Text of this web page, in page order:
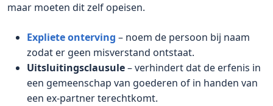
maar moeten dit zelf opeisen.
Expliete onterving – noem de persoon bij naam
zodat er geen misverstand ontstaat.
Uitsluitingsclausule– verhindert dat de erfenis in
een gemeenschap van goederen of in handen van
een ex-partner terechtkomt.